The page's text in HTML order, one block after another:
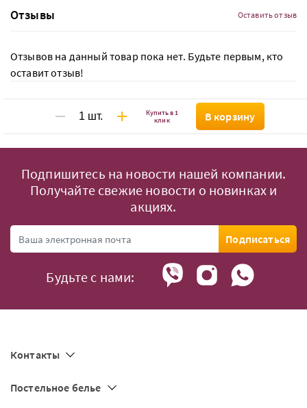
Отзывы Оставить отзыв
Отзывов на данный товар пока нет. Будьте первым, кто
оставит отзыв!
Купить в 1
клик
В корзину
Подпишитесь на новости нашей компании.
Получайте свежие новости о новинках и
акциях.
Подписаться
Будьте с нами:
Контакты
Постельное белье